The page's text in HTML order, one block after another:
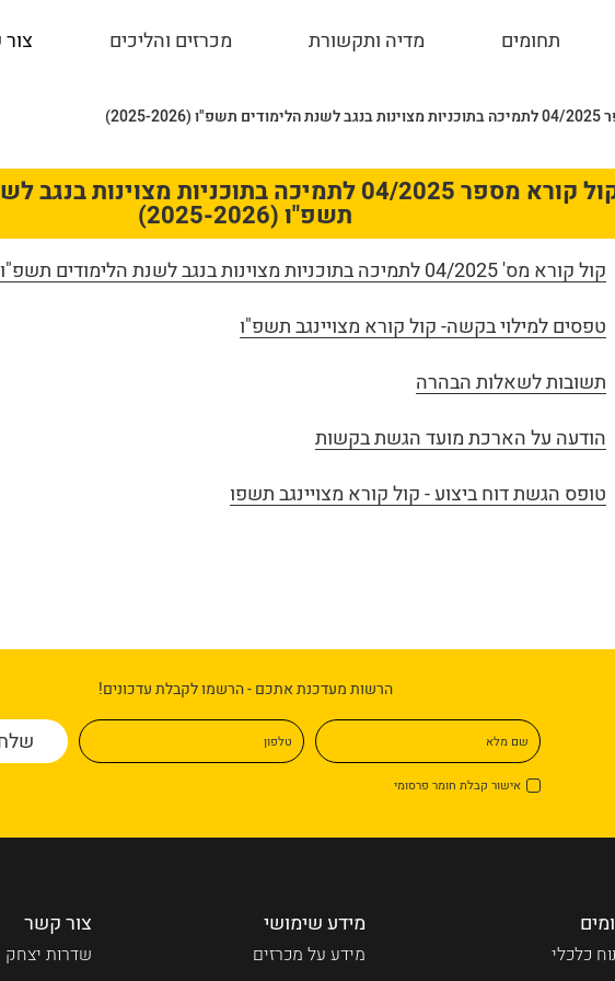
תחומים מדיה ותקשורת מכרזים והליכים
2026)
קול קורא מספר 04/2025 לתמיכה בתוכניות מצוינות
תשפ"ו (2025-2026)
קול קורא מס' 04/2025 לתמיכה בתוכניות מצוינות בנגב לשנת הלימודים תשפ"ו (2025-2026)
טפסים למילוי בקשה- קול קורא מצויינגב תשפ"ו
תשובות לשאלות הבהרה
הודעה על הארכת מועד הגשת בקשות
טופס הגשת דוח ביצוע - קול קורא מצויינגב תשפו
הרשות מעדכנת אתכם - הרשמו לקבלת עדכונים!
שם מלא טלפון
אישור קבלת חומר פרסומי
כלכלי
מידע שימושי
מידע על מכרזים
צור קשר
שדרות יצחק